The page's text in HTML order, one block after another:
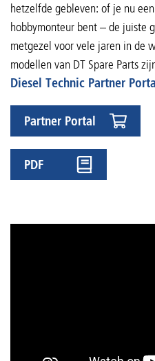
hetzelfde gebleven: of je nu
hobbymonteur bent – de juiste
metgezel voor vele jaren in de
modellen van DT Spare Parts
Diesel Technic Partner Portal
Partner Portal
PDF